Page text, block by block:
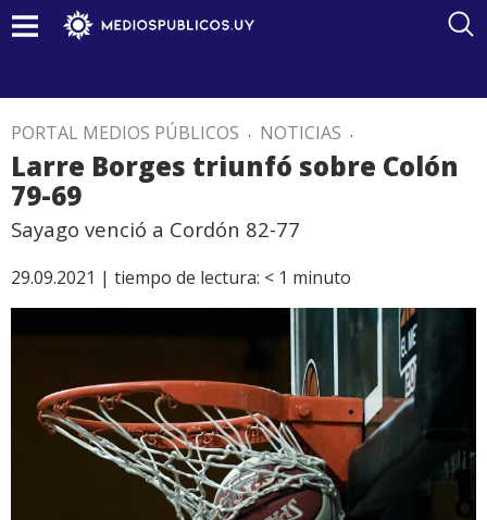
PORTAL MEDIOS PÚBLICOS . NOTICIAS .
Larre Borges triunfó sobre Colón
79-69
Sayago venció a Cordón 82-77
29.09.2021 | tiempo de lectura: < 1 minuto